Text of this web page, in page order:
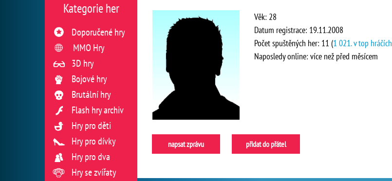
Věk: 28
Datum registrace: 19.11.2008
Počet spuštěných her: 11 (1 021. v top hráčích
Naposledy online: více než před měsícem
napsat zprávu přidat do přátel
Kategorie her
Doporučené hry
MMO Hry
3D hry
Bojové hry
Brutální hry
Flash hry archiv
Hry pro děti
Hry pro dívky
Hry pro dva
Hry se zvířaty